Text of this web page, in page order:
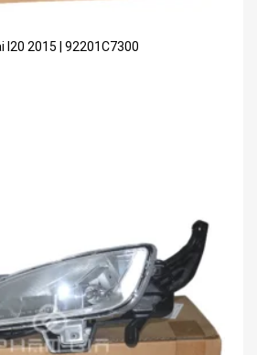
2015 | 92201C7300